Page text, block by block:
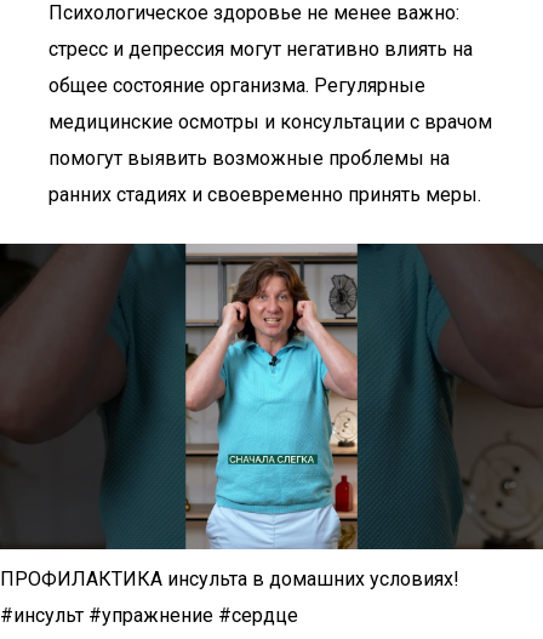
Психологическое здоровье не менее важно:
стресс и депрессия могут негативно влиять на
общее состояние организма. Регулярные
медицинские осмотры и консультации с врачом
помогут выявить возможные проблемы на
ранних стадиях и своевременно принять меры.
ПРОФИЛАКТИКА инсульта в домашних условиях!
#инсульт #упражнение #сердце